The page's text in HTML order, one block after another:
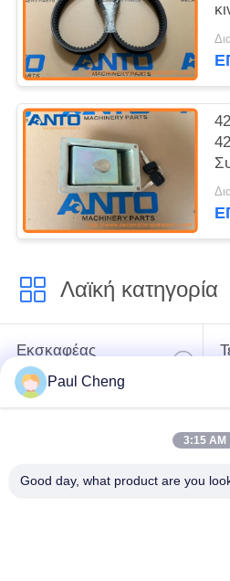
Λαϊκή κατηγορία
Εκσκαφέας
ανταλλακτικών
Paul Cheng
3:15 AM
Good day, what product are you